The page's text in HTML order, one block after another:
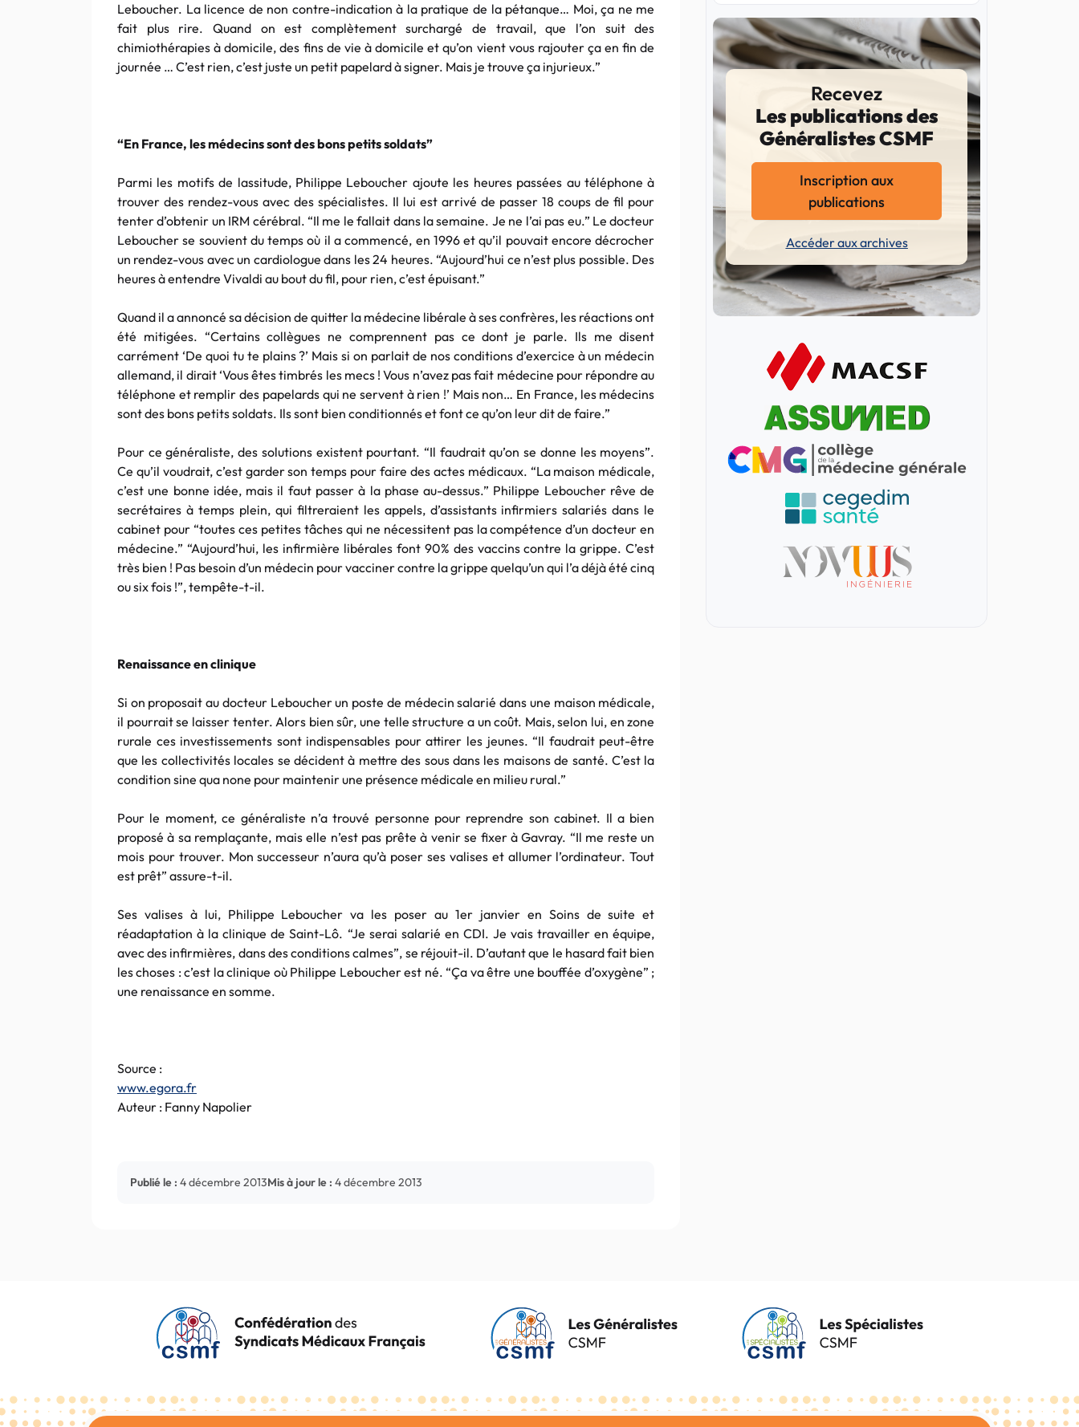
Leboucher. La licence de non contre-indication à la pratique de la pétanque… Moi, ça ne me
fait plus rire. Quand on est complètement surchargé de travail, que l’on suit des
chimiothérapies à domicile, des fins de vie à domicile et qu’on vient vous rajouter ça en fin de
journée … C’est rien, c’est juste un petit papelard à signer. Mais je trouve ça injurieux.”
“En France, les médecins sont des bons petits soldats”
Parmi les motifs de lassitude, Philippe Leboucher ajoute les heures passées au téléphone à
trouver des rendez-vous avec des spécialistes. Il lui est arrivé de passer 18 coups de fil pour
tenter d’obtenir un IRM cérébral. “Il me le fallait dans la semaine. Je ne l’ai pas eu.” Le docteur
Leboucher se souvient du temps où il a commencé, en 1996 et qu’il pouvait encore décrocher
un rendez-vous avec un cardiologue dans les 24 heures. “Aujourd’hui ce n’est plus possible. Des
heures à entendre Vivaldi au bout du fil, pour rien, c’est épuisant.”
Quand il a annoncé sa décision de quitter la médecine libérale à ses confrères, les réactions ont
été mitigées. “Certains collègues ne comprennent pas ce dont je parle. Ils me disent
carrément ‘De quoi tu te plains ?’ Mais si on parlait de nos conditions d’exercice à un médecin
allemand, il dirait ‘Vous êtes timbrés les mecs ! Vous n’avez pas fait médecine pour répondre au
téléphone et remplir des papelards qui ne servent à rien !’ Mais non… En France, les médecins
sont des bons petits soldats. Ils sont bien conditionnés et font ce qu’on leur dit de faire.”
Pour ce généraliste, des solutions existent pourtant. “Il faudrait qu’on se donne les moyens”.
Ce qu’il voudrait, c’est garder son temps pour faire des actes médicaux. “La maison médicale,
c’est une bonne idée, mais il faut passer à la phase au-dessus.” Philippe Leboucher rêve de
secrétaires à temps plein, qui filtreraient les appels, d’assistants infirmiers salariés dans le
cabinet pour “toutes ces petites tâches qui ne nécessitent pas la compétence d’un docteur en
médecine.” “Aujourd’hui, les infirmière libérales font 90% des vaccins contre la grippe. C’est
très bien ! Pas besoin d’un médecin pour vacciner contre la grippe quelqu’un qui l’a déjà été cinq
ou six fois !”, tempête-t-il.
Renaissance en clinique
Si on proposait au docteur Leboucher un poste de médecin salarié dans une maison médicale,
il pourrait se laisser tenter. Alors bien sûr, une telle structure a un coût. Mais, selon lui, en zone
rurale ces investissements sont indispensables pour attirer les jeunes. “Il faudrait peut-être
que les collectivités locales se décident à mettre des sous dans les maisons de santé. C’est la
condition sine qua none pour maintenir une présence médicale en milieu rural.”
Pour le moment, ce généraliste n’a trouvé personne pour reprendre son cabinet. Il a bien
proposé à sa remplaçante, mais elle n’est pas prête à venir se fixer à Gavray. “Il me reste un
mois pour trouver. Mon successeur n’aura qu’à poser ses valises et allumer l’ordinateur. Tout
est prêt” assure-t-il.
Ses valises à lui, Philippe Leboucher va les poser au 1er janvier en Soins de suite et
réadaptation à la clinique de Saint-Lô. “Je serai salarié en CDI. Je vais travailler en équipe,
avec des infirmières, dans des conditions calmes”, se réjouit-il. D’autant que le hasard fait bien
les choses : c’est la clinique où Philippe Leboucher est né. “Ça va être une bouffée d’oxygène” ;
une renaissance en somme.
Source :
www.egora.fr
Auteur : Fanny Napolier
Publié le : 4 décembre 2013Mis à jour le : 4 décembre 2013
Recevez
Les publications des
Généralistes CSMF
Inscription aux
publications
Accéder aux archives